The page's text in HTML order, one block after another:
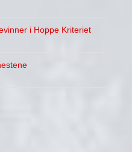
i Hoppe Kriteriet